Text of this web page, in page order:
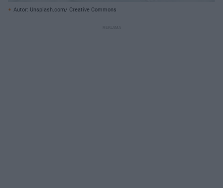
Autor: Unsplash.com/ Creative Commons